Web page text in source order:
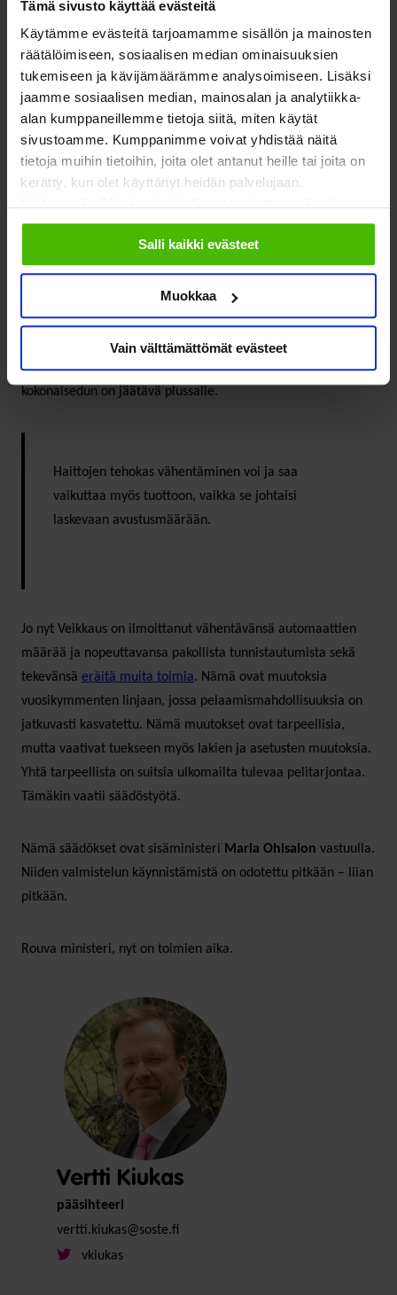
Tämä sivusto käyttää evästeitä
Käytämme evästeitä tarjoamamme sisällön ja mainosten
räätälöimiseen, sosiaalisen median ominaisuuksien
tukemiseen ja kävijämäärämme analysoimiseen. Lisäksi
jaamme sosiaalisen median, mainosalan ja analytiikka-
alan kumppaneillemme tietoja siitä, miten käytät
sivustoamme. Kumppanimme voivat yhdistää näitä
tietoja muihin tietoihin, joita olet antanut heille tai joita on
kerätty, kun olet käyttänyt heidän palvelujaan.
evästeisiin.
Salli kaikki evästeet
Muokkaa
Vain välttämättömät evästeet
nähden. Mahtaako satoihin miljooniin nouseva mainosmyynti
luoda pelihaittakeskustelulle muitakin kuin toimituksellisia
intressejä?
Rouva ministeri, nyt on
toimien aika
Valtioneuvoston pitää määritellä asiantuntijavalmistelun
pohjalta tavoite haittojen vähentämiselle sekä muulle
rahapelipolitiikalle. Siitä voidaan sitten johtaa
yksityiskohtaisia linjauksia. SOSTE on omalta osaltaan
sanonut useaan kertaan, että haittojen tehokas
vähentäminen voi ja saa vaikuttaa myös tuottoon, vaikka se
johtaisi laskevaan avustusmäärään. Yhteiskunnan
kokonaisedun on jäätävä plussalle.
Haittojen tehokas vähentäminen voi ja saa
vaikuttaa myös tuottoon, vaikka se johtaisi
laskevaan avustusmäärään.
Jo nyt Veikkaus on ilmoittanut vähentävänsä automaattien
määrää ja nopeuttavansa pakollista tunnistautumista sekä
tekevänsä eräitä muita toimia. Nämä ovat muutoksia
vuosikymmenten linjaan, jossa pelaamismahdollisuuksia on
jatkuvasti kasvatettu. Nämä muutokset ovat tarpeellisia,
mutta vaativat tuekseen myös lakien ja asetusten muutoksia.
Yhtä tarpeellista on suitsia ulkomailta tulevaa pelitarjontaa.
Tämäkin vaatii säädöstyötä.
Nämä säädökset ovat sisäministeri Maria Ohisalon vastuulla.
Niiden valmistelun käynnistämistä on odotettu pitkään – liian
pitkään.
Rouva ministeri, nyt on toimien aika.
Vertti Kiukas
pääsihteeri
vertti.kiukas@soste.fi
vkiukas